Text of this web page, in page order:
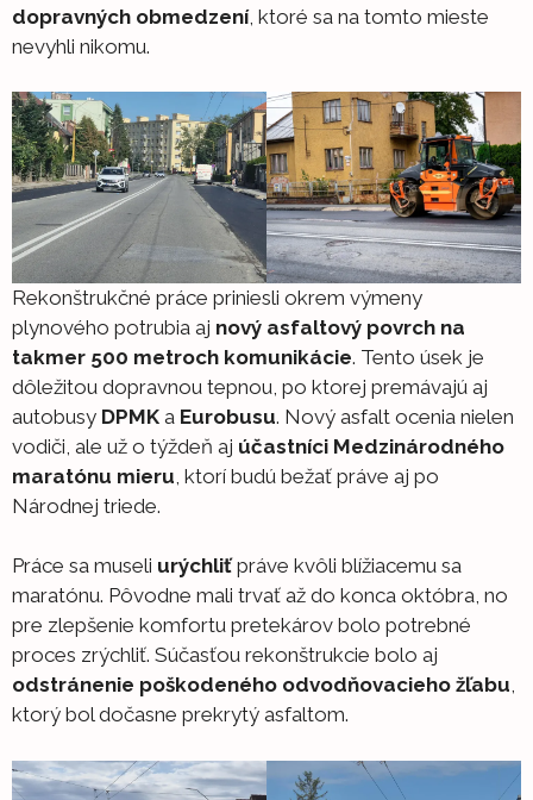
dopravných obmedzení, ktoré sa na tomto mieste
nevyhli nikomu.
Rekonštrukčné práce priniesli okrem výmeny
plynového potrubia aj nový asfaltový povrch na
takmer 500 metroch komunikácie. Tento úsek je
dôležitou dopravnou tepnou, po ktorej premávajú aj
autobusy DPMK a Eurobusu. Nový asfalt ocenia nielen
vodiči, ale už o týždeň aj účastníci Medzinárodného
maratónu mieru , ktorí budú bežať práve aj po
Národnej triede.
Práce sa museli urýchliťpráve kvôli blížiacemu sa
maratónu. Pôvodne mali trvať až do konca októbra, no
pre zlepšenie komfortu pretekárov bolo potrebné
proces zrýchliť. Súčasťou rekonštrukcie bolo aj
odstránenie poškodeného odvodňovacieho žľabu,
ktorý bol dočasne prekrytý asfaltom.